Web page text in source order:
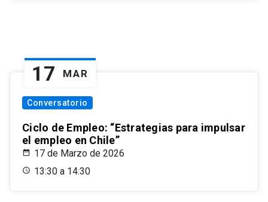
17 MAR
Conversatorio
Ciclo de Empleo: “Estrategias para impulsar
el empleo en Chile”
17 de Marzo de 2026
13:30 a 14:30